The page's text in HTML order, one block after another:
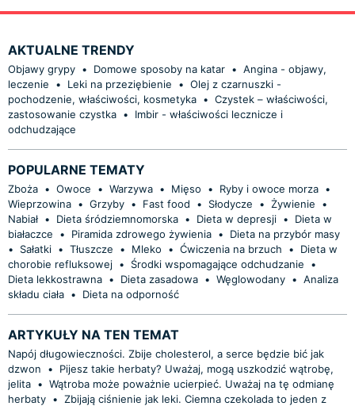
AKTUALNE TRENDY
Objawy grypy • Domowe sposoby na katar • Angina - objawy,
leczenie
• Leki na przeziębienie • Olej z czarnuszki -
pochodzenie, właściwości, kosmetyka • Czystek – właściwości,
zastosowanie czystka •
Imbir - właściwości lecznicze i
odchudzające
POPULARNE TEMATY
Zboża • Owoce • Warzywa • Mięso • Ryby i owoce morza •
Wieprzowina • Grzyby • Fast food • Słodycze • Żywienie
•
Nabiał • Dieta śródziemnomorska • Dieta w depresji •
Dieta w
białaczce
• Piramida zdrowego żywienia •
Dieta na przybór masy
•
Sałatki • Tłuszcze • Mleko • Ćwiczenia na brzuch •
Dieta w
chorobie refluksowej • Środki wspomagające odchudzanie
•
Dieta lekkostrawna • Dieta zasadowa • Węglowodany • Analiza
składu ciała • Dieta na odporność
ARTYKUŁY NA TEN TEMAT
Napój długowieczności. Zbije cholesterol, a serce będzie bić jak
dzwon
•
Pijesz takie herbaty? Uważaj, mogą uszkodzić wątrobę,
jelita • Wątroba może poważnie ucierpieć. Uważaj na tę odmianę
herbaty • Zbijają ciśnienie jak leki. Ciemna czekolada to jeden z